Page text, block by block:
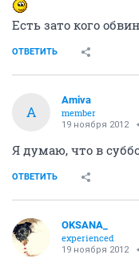
Есть зато кого
ОТВЕТИТЬ
A
Amiva
member
19 ноября 2012
Я думаю, что в
ОТВЕТИТЬ
OKSANA_
experienced
19 ноября 2012